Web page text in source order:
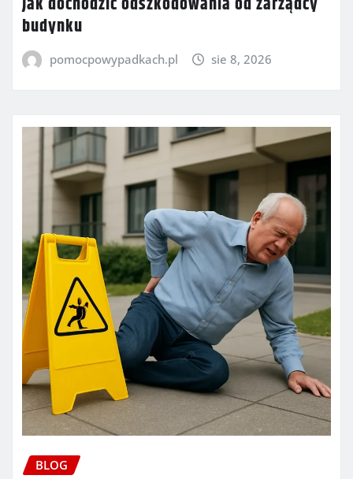
budynku
pomocpowypadkach.pl sie 8, 2026
BLOG